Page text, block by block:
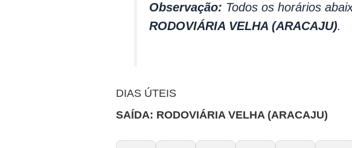
Observação: Todos os horários
RODOVIÁRIA VELHA (ARACAJU).
DIAS ÚTEIS
SAÍDA: RODOVIÁRIA VELHA (ARACAJU)